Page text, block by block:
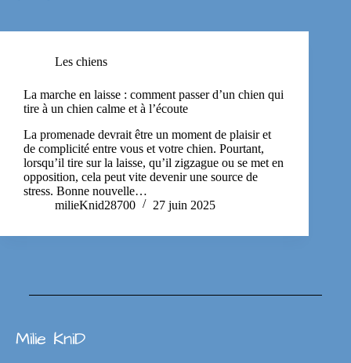
Les chiens
La marche en laisse : comment passer d’un chien qui
tire à un chien calme et à l’écoute
La promenade devrait être un moment de plaisir et
de complicité entre vous et votre chien. Pourtant,
lorsqu’il tire sur la laisse, qu’il zigzague ou se met en
opposition, cela peut vite devenir une source de
stress. Bonne nouvelle…
milieKnid28700
27 juin 2025
Milie KniD